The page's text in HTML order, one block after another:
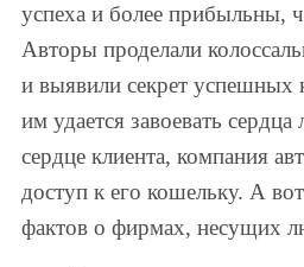
успеха и более прибыльны,
Авторы проделали
и выявили секрет успешных
им удается завоевать сердца
сердце клиента, компания
доступ к его кошельку. А
фактов о фирмах, несущих